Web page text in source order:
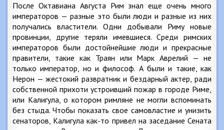
После Октавиана Августа Рим знал еще очень много
императоров — разные это были люди и разные из них
получались властители. Одни добывали Риму новые
провинции, другие теряли имевшиеся. Среди римских
императоров были достойнейшие люди и прекрасные
правители, такие как Траян или Марк Аврелий — не
только император, но и философ. А были и такие, как
Нерон — жестокий развратник и бездарный актер, ради
собственной прихоти устроивший пожар в городе Риме,
или Калигула, о котором римляне не могли вспоминать
без стыда. Чтобы показать свое самовластие и унизить
сенаторов, Калигула как-то привел на заседание Сената